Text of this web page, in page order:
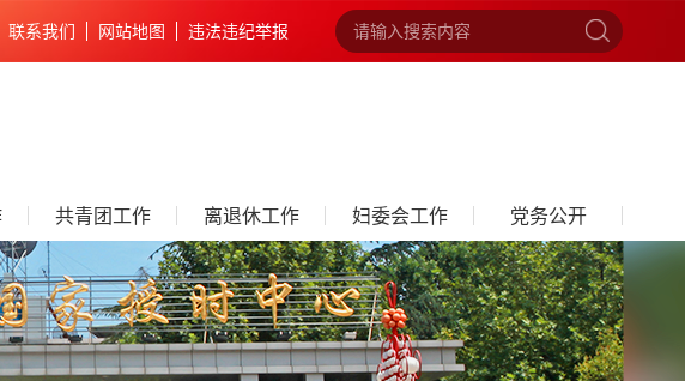
联系我们 网站地图 违法违纪举报
共青团工作 离退休工作 妇委会工作 党务公开